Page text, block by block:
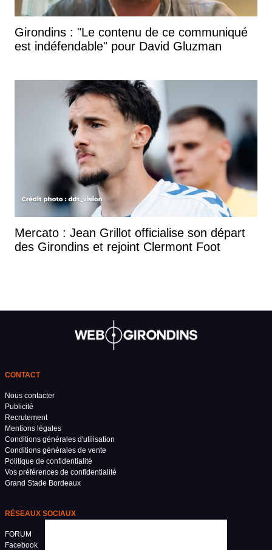
Girondins : "Le contenu de ce communiqué
est indéfendable" pour David Gluzman
Mercato : Jean Grillot officialise son départ
des Girondins et rejoint Clermont Foot
CONTACT
Nous contacter
Publicité
Recrutement
Mentions légales
Conditions générales d'utilisation
Conditions générales de vente
Politique de confidentialité
Vos préférences de confidentialité
Grand Stade Bordeaux
RÉSEAUX SOCIAUX
FORUM
Facebook